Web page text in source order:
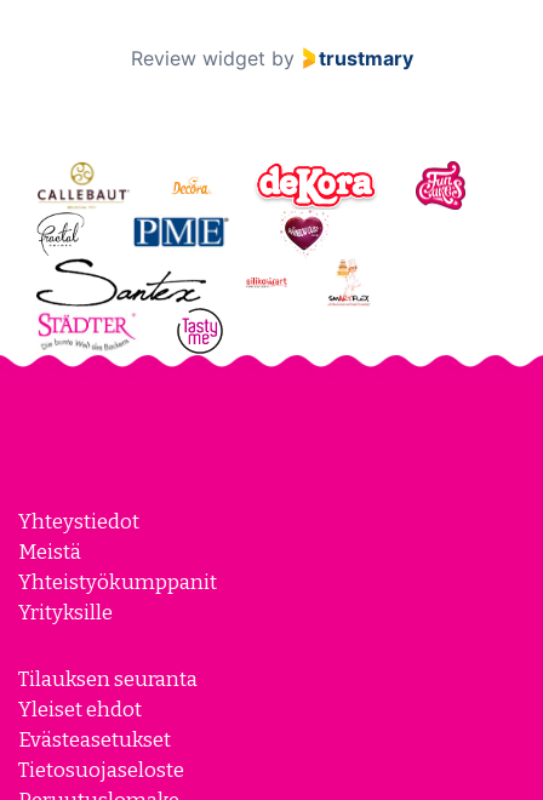
Review widget by trustmary
Yhteystiedot
Meistä
Yhteistyökumppanit
Yrityksille
Tilauksen seuranta
Yleiset ehdot
Evästeasetukset
Tietosuojaseloste